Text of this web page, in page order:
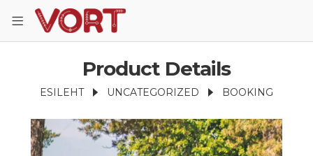
Product Details
ESILEHT UNCATEGORIZED BOOKING